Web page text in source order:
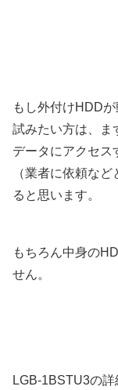
もし外付けHDD
試みたい方は、ま
データにアクセス
（業者に依頼な
ると思います。
もちろん中身の
せん。
LGB-1BSTU3の詳